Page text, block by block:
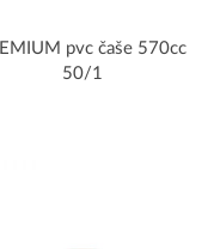
pvc čaše 570cc
50/1